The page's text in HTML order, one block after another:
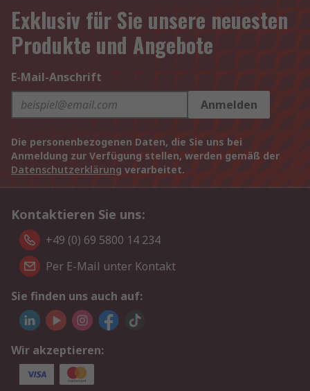
Exklusiv für Sie unsere neuesten
Produkte und Angebote
E-Mail-Anschrift
Anmelden
Die personenbezogenen Daten, die Sie uns bei
Anmeldung zur Verfügung stellen, werden gemäß der
Datenschutzerklärung verarbeitet.
Kontaktieren Sie uns:
+49 (0) 69 5800 14 234
Per E-Mail unter Kontakt
Sie finden uns auch auf:
Wir akzeptieren: